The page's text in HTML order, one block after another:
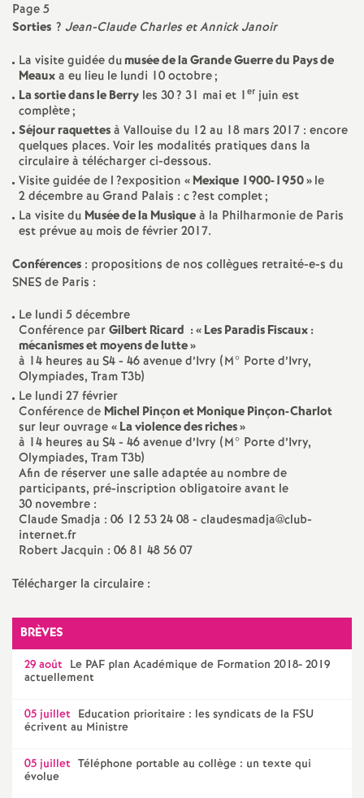
n
e
m
e
n
t
d
e
S
e
c
o
d
d
e
Page 5
Sorties ? Jean-Claude Charles et Annick Janoir
La visite guidée dumusée de la Grande Guerre du Pays de
Meauxa eu lieu le lundi 10 octobre;
La sortie dans le Berry les 30? 31 mai et 1er juin est
complète;
Séjour raquettesà Vallouise du 12 au 18 mars 2017 : encore
quelques places. Voir les modalités pratiques dans la
circulaire à télécharger ci-dessous.
Visite guidée de l?exposition «Mexique 1900-1950»le
2 décembre au Grand Palais : c?est complet;
La visite duMusée de la Musiqueà la Philharmonie de Paris
est prévue au mois de février 2017.
Conférences : propositions de nos collègues retraité-e-s du
SNESde Paris :
Le lundi 5 décembre
Conférence parGilbert Ricard : «Les Paradis Fiscaux :
mécanismes et moyens de lutte»
à 14 heures au S4 - 46 avenue d’Ivry (M° Porte d’Ivry,
Olympiades, Tram T3b)
Le lundi 27 février
Conférence deMichel Pinçon et Monique Pinçon-Charlot
sur leur ouvrage«La violence des riches»
à 14 heures au S4 - 46 avenue d’Ivry (M° Porte d’Ivry,
Olympiades, Tram T3b)
Afin de réserver une salle adaptée au nombre de
participants, pré-inscription obligatoire avant le
30 novembre :
Claude Smadja : 06 12 53 24 08 - claudesmadja@club-
internet.fr
Robert Jacquin : 06 81 48 56 07
Télécharger la circulaire :
BRÈVES
29 août Le PAF plan Académique de Formation 2018- 2019
actuellement
05 juillet Education prioritaire : les syndicats de la FSU
écrivent au Ministre
05 juillet Téléphone portable au collège : un texte qui
évolue